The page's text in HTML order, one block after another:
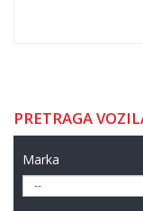
PRETRAGA
Marka